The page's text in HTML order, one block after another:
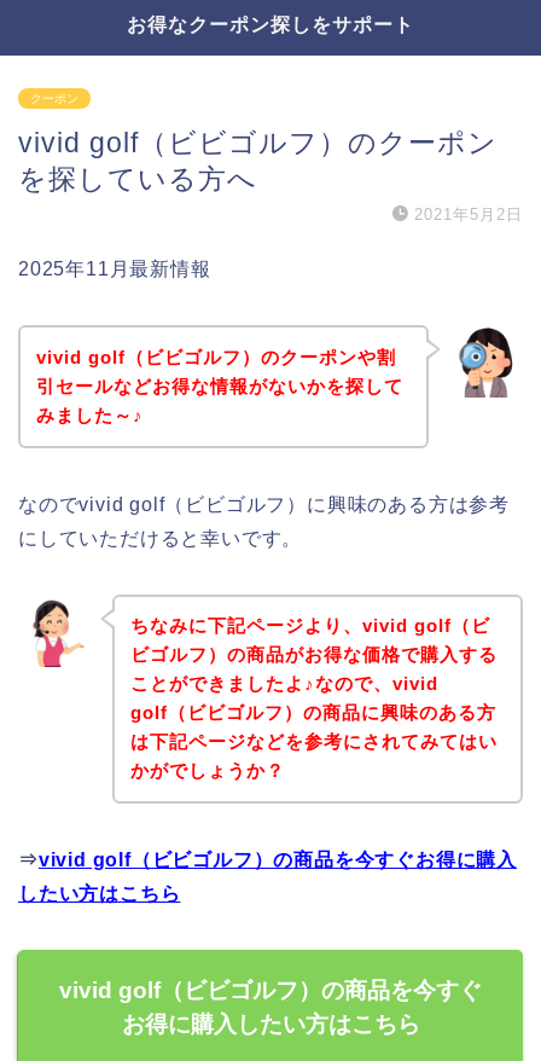
お得なクーポン探しをサポート
クーポン
vivid golf（ビビゴルフ）のクーポン
を探している方へ
2021年5月2日
2025年11月最新情報
vivid golf（ビビゴルフ）のクーポンや割
引セールなどお得な情報がないかを探して
みました～♪
なのでvivid golf（ビビゴルフ）に興味のある方は参考
にしていただけると幸いです。
ちなみに下記ページより、vivid golf（ビ
ビゴルフ）の商品がお得な価格で購入する
ことができましたよ♪なので、vivid
golf（ビビゴルフ）の商品に興味のある方
は下記ページなどを参考にされてみてはい
かがでしょうか？
⇒vivid golf（ビビゴルフ）の商品を今すぐお得に購入
したい方はこちら
vivid golf（ビビゴルフ）の商品を今すぐ
お得に購入したい方はこちら